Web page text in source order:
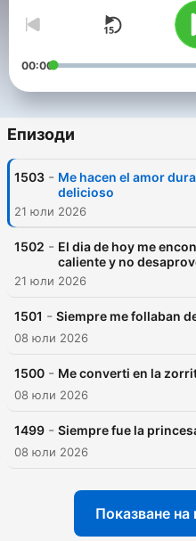
Conviértete en un supporter
https://www.spreaker.com/
-6290133/support.
00:00
Епизоди
1503 - Me hacen el amor
delicioso
21 юли 2026
1502 - El dia de hoy me
caliente y no
21 юли 2026
1501 - Siempre me follaban
08 юли 2026
1500 - Me converti en la
08 юли 2026
1499 - Siempre fue la
08 юли 2026
Показване на